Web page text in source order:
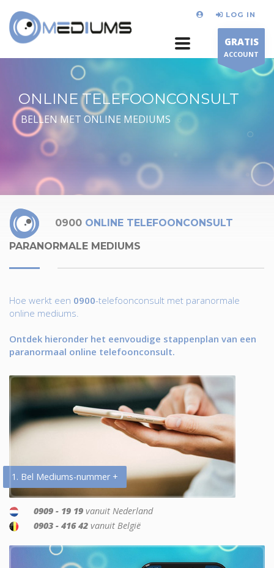
LOG IN
GRATIS
ACCOUNT
ONLINE TELEFOONCONSULT
BELLEN MET ONLINE MEDIUMS
0900 ONLINE TELEFOONCONSULT
PARANORMALE MEDIUMS
Hoe werkt een 0900-telefoonconsult met paranormale
online mediums.
Ontdek hieronder het eenvoudige stappenplan van een
paranormaal online telefoonconsult.
1. Bel Mediums-nummer +
0909 - 19 19 vanuit Nederland
0903 - 416 42 vanuit België